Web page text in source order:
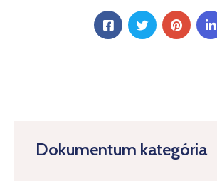
Dokumentum kategória